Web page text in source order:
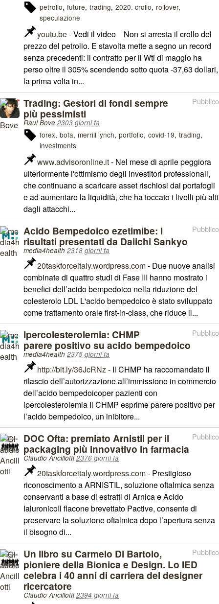
petrolio future trading 2020. crollo rollover
speculazione
youtu.be- Vedi il video Non si arresta il crollo del
prezzo del petrolio. E stavolta mette a segno un record
senza precedenti: il contratto per il Wti di maggio ha
perso oltre il 305% scendendo sotto quota -37,63 dollari,
la prima volta in...
Pubblico
Trading: Gestori di fondi sempre
più pessimisti
Raul Bove 2303 giorni fa
forex bofa merrill lynch portfolio covid-19 trading
investments
www.advisoronline.it- Nel mese di aprile peggiora
ulteriormente l'ottimismo degli investitori professionali,
che continuano a scaricare asset rischiosi dai portafogli
e ad aumentare la liquidità, che ha toccato i livelli più alti
dagli attacchi...
Pubblico
Acido Bempedoico ezetimibe: I
risultati presentati da Daiichi Sankyo
media4health 2318 giorni fa
20taskforceitaly.wordpress.com- Due nuove analisi
combinate di quattro studi di Fase III hanno mostrato i
benefici dell’acido bempedoico nella riduzione del
colesterolo LDL L'acido bempedoico è stato sviluppato
come trattamento orale first-in-class, che riduce il...
Pubblico
Ipercolesterolemia: CHMP
parere positivo su acido bempedoico
media4health 2375 giorni fa
http://bit.ly/36JcRNz- Il CHMP ha raccomandato il
rilascio dell’autorizzazione all’immissione in commercio
dell’acido bempedoicoper pazienti con
ipercolesterolemia Il CHMP esprime parere positivo per
l’acido bempedoico, un inibitore...
Pubblico
DOC Ofta: premiato Arnistil per il
packaging più innovativo in farmacia
Claudio Ancillotti 2376 giorni fa
20taskforceitaly.wordpress.com- Prestigioso
riconoscimento a ARNISTIL, soluzione oftalmica senza
conservanti a base di estratti di Arnica e Acido
IaluronicoIl flacone brevettato Pactive, consente di
preservare la soluzione oftalmica dopo l’apertura senza
il bisogno di...
Pubblico
Un libro su Carmelo Di Bartolo,
pioniere della Bionica e Design. Lo IED
celebra i 40 anni di carriera del designer
ricercatore
Claudio Ancillotti 2394 giorni fa